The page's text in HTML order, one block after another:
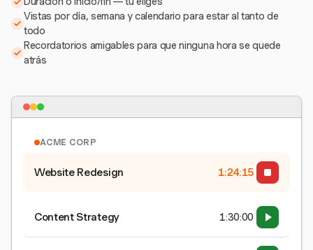
Vistas por día, semana y calendario para estar al tanto de
todo
Recordatorios amigables para que ninguna hora se quede
atrás
ACME CORP
Website Redesign 1:24:15
Content Strategy 1:30:00